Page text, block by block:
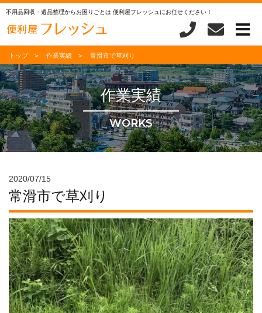
不用品回収・遺品整理からお困りごとは 便利屋フレッシュにお任せください！
トップ 作業実績 常滑市で草刈り
作業実績
WORKS
2020/07/15
常滑市で草刈り